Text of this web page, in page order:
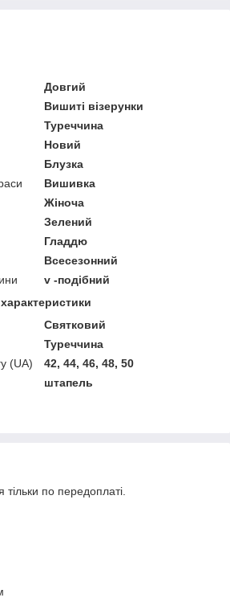
Довгий
Вишиті візерунки
Туреччина
Новий
Блузка
Вишивка
Жіноча
Зелений
Гладдю
Всесезонний
v -подібний
Святковий
Туреччина
(UA)
42, 44, 46, 48, 50
штапель
тільки по передоплаті.